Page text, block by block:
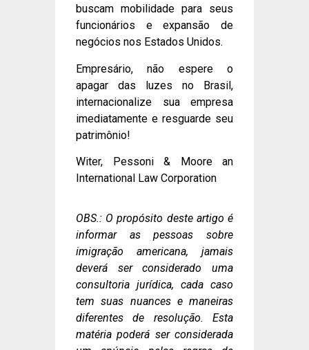
buscam mobilidade para seus
funcionários e expansão de
negócios nos Estados Unidos.
Empresário, não espere o
apagar das luzes no Brasil,
internacionalize sua empresa
imediatamente e resguarde seu
patrimônio!
Witer, Pessoni & Moore an
International Law Corporation
OBS.: O propósito deste artigo é
informar as pessoas sobre
imigração americana, jamais
deverá ser considerado uma
consultoria jurídica, cada caso
tem suas nuances e maneiras
diferentes de resolução. Esta
matéria poderá ser considerada